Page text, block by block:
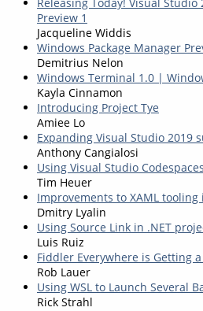
Preview 1
Jacqueline Widdis
Windows Package Manager
Demitrius Nelon
Windows Terminal 1.0 |
Kayla Cinnamon
Introducing Project Tye
Amiee Lo
Expanding Visual Studio 2019
Anthony Cangialosi
Using Visual Studio
Tim Heuer
Improvements to XAML
Dmitry Lyalin
Using Source Link in .NET
Luis Ruiz
Fiddler Everywhere is Getting
Rob Lauer
Using WSL to Launch Several
Rick Strahl